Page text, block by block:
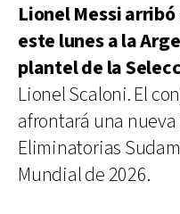
Lionel Messi
este lunes a la
plantel de la
Lionel Scaloni. El
afrontará una
Eliminatorias
Mundial de 2026.